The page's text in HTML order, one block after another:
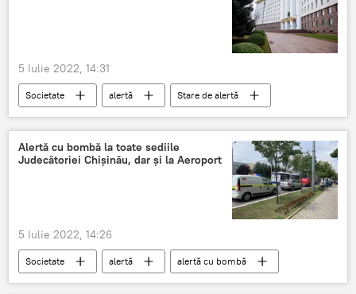
5 Iulie 2022, 14:31
Societate alertă Stare de alertă
Alertă cu bombă la toate sediile
Judecătoriei Chișinău, dar și la Aeroport
5 Iulie 2022, 14:26
Societate alertă alertă cu bombă